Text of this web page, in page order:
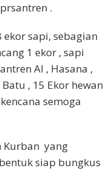
.
sapi, sebagian
1 ekor , sapi
Al , Hasana ,
, 15 Ekor hewan
semoga
Kurban yang
siap bungkus